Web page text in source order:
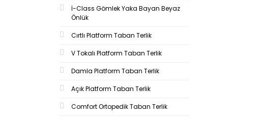
Parlament Mavisi (1)
Pembe (Pınk) (1)
Saks Mavisi (1)
Siyah (1)
Su Yeşili (1)
İ-Class Gömlek Yaka Bayan Beyaz
Önlük
Cırtlı Platform Taban Terlik
V Tokalı Platform Taban Terlik
Damla Platform Taban Terlik
Açık Platform Taban Terlik
Comfort Ortopedik Taban Terlik